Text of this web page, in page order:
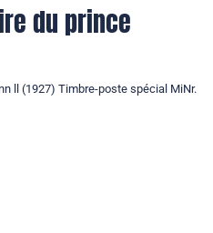
du prince
ll (1927) Timbre-poste spécial MiNr.